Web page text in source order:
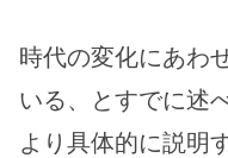
時代の変化にあわ
いる、とすでに述
より具体的に説明